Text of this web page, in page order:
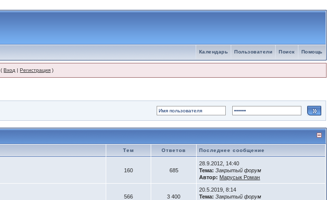
Помощь
Поиск
Пользователи
Календарь
(Вход |Регистрация )
Тем Ответов Последнее сообщение
160 685
28.9.2012, 14:40
Тема: Закрытый форум
Автор: Марусык Роман
566 3 400
20.5.2019, 8:14
Тема: Закрытый форум